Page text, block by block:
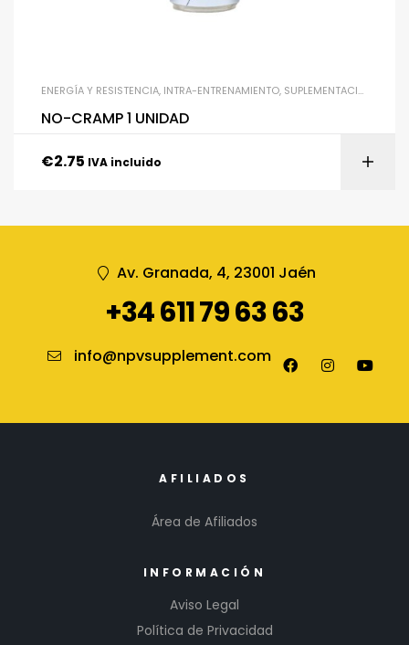
ENERGÍA Y RESISTENCIA, INTRA-ENTRENAMIENTO, SUPLEMENTACIÓN
NO-CRAMP 1 UNIDAD
€2.75 IVA incluido
Av. Granada, 4, 23001 Jaén
+34 611 79 63 63
info@npvsupplement.com
AFILIADOS
Área de Afiliados
INFORMACIÓN
Aviso Legal
Política de Privacidad